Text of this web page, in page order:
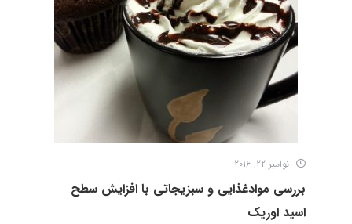
نوامبر 22, 2016
بررسی موادغذایی و سبزیجاتی با افزایش سطح
اسید اوریک